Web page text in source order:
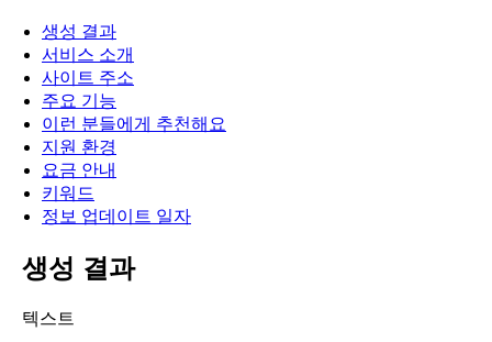
생성 결과
서비스 소개
사이트 주소
주요 기능
이런 분들에게 추천해요
지원 환경
요금 안내
키워드
정보 업데이트 일자
생성 결과
텍스트